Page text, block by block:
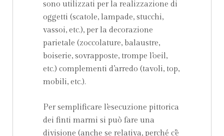
sono utilizzati per la realizzazione di
oggetti (scatole, lampade, stucchi,
vassoi, etc.), per la decorazione
parietale (zoccolature, balaustre,
boiserie, sovrapposte, trompe l’oeil,
etc.) complementi d’arredo (tavoli, top,
mobili, etc.).
Per semplificare l’esecuzione pittorica
dei finti marmi si può fare una
divisione (anche se relativa, perché c’è